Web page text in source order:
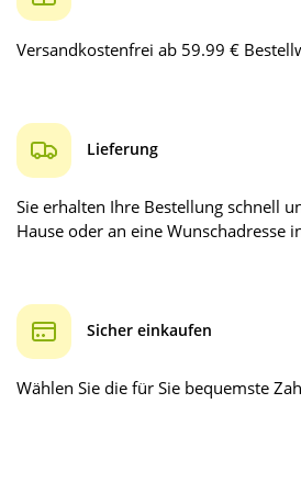
Versandkostenfrei ab 59.99 €
Lieferung
Sie erhalten Ihre Bestellung schnell
Hause oder an eine Wunschadresse
Sicher einkaufen
Wählen Sie die für Sie bequemste